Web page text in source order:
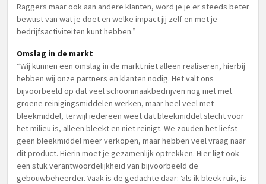
Raggers maar ook aan andere klanten, word je je er steeds beter
bewust van wat je doet en welke impact jij zelf en met je
bedrijfsactiviteiten kunt hebben.”
Omslag in de markt
“Wij kunnen een omslag in de markt niet alleen realiseren, hierbij
hebben wij onze partners en klanten nodig. Het valt ons
bijvoorbeeld op dat veel schoonmaakbedrijven nog niet met
groene reinigingsmiddelen werken, maar heel veel met
bleekmiddel, terwijl iedereen weet dat bleekmiddel slecht voor
het milieu is, alleen bleekt en niet reinigt. We zouden het liefst
geen bleekmiddel meer verkopen, maar hebben veel vraag naar
dit product. Hierin moet je gezamenlijk optrekken. Hier ligt ook
een stuk verantwoordelijkheid van bijvoorbeeld de
gebouwbeheerder. Vaak is de gedachte daar: ‘als ik bleek ruik, is